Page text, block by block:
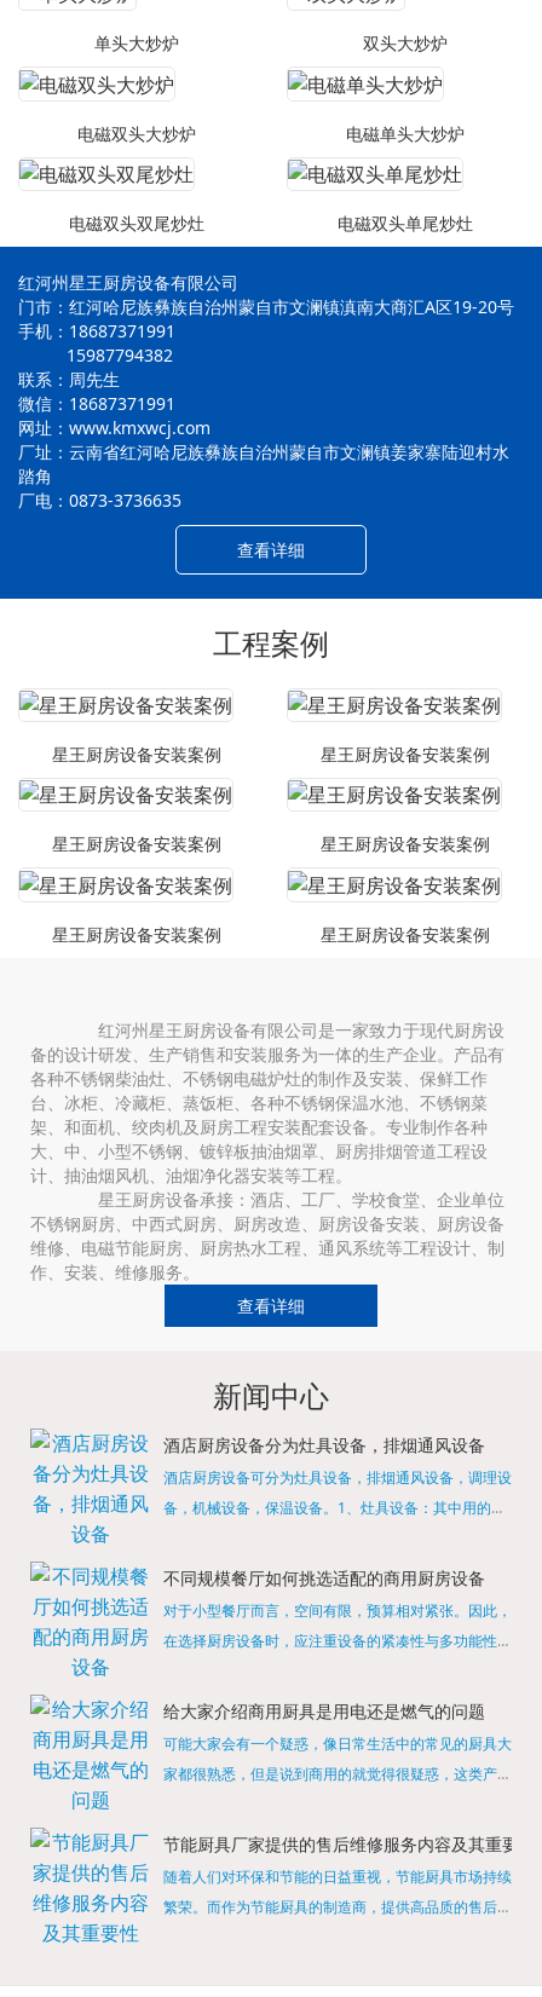
单头大炒炉 双头大炒炉
电磁双头大炒炉 电磁单头大炒炉
电磁双头双尾炒灶 电磁双头单尾炒灶
红河州星王厨房设备有限公司
门市：红河哈尼族彝族自治州蒙自市文澜镇滇南大商汇A区19-20号
手机：18687371991
15987794382
联系：周先生
微信：18687371991
网址：www.kmxwcj.com
厂址：云南省红河哈尼族彝族自治州蒙自市文澜镇姜家寨陆迎村水
踏角
厂电：0873-3736635
查看详细
工程案例
星王厨房设备安装案例 星王厨房设备安装案例
星王厨房设备安装案例 星王厨房设备安装案例
星王厨房设备安装案例 星王厨房设备安装案例
红河州星王厨房设备有限公司是一家致力于现代厨房设
备的设计研发、生产销售和安装服务为一体的生产企业。产品有
各种不锈钢柴油灶、不锈钢电磁炉灶的制作及安装、保鲜工作
台、冰柜、冷藏柜、蒸饭柜、各种不锈钢保温水池、不锈钢菜
架、和面机、绞肉机及厨房工程安装配套设备。专业制作各种
大、中、小型不锈钢、镀锌板抽油烟罩、厨房排烟管道工程设
计、抽油烟风机、油烟净化器安装等工程。
星王厨房设备承接：酒店、工厂、学校食堂、企业单位
不锈钢厨房、中西式厨房、厨房改造、厨房设备安装、厨房设备
维修、电磁节能厨房、厨房热水工程、通风系统等工程设计、制
作、安装、维修服务。
查看详细
新闻中心
酒店厨房设备分为灶具设备，排烟通风设备
酒店厨房设备可分为灶具设备，排烟通风设备，调理设
备，机械设备，保温设备。1、灶具设备：其中用的较
缺少的，经过相关检测证明的合格设备才能进行使用，
不同规模餐厅如何挑选适配的商用厨房设备
对于小型餐厅而言，空间有限，预算相对紧张。因此，
在选择厨房设备时，应注重设备的紧凑性与多功能性。
烹饪设备，既能节省空间，又能满足多样化的烹饪需
给大家介绍商用厨具是用电还是燃气的问题
可能大家会有一个疑惑，像日常生活中的常见的厨具大
家都很熟悉，但是说到商用的就觉得很疑惑，这类产品
店用的就是商用的吗?还真别说，真被大家猜对了，这
节能厨具厂家提供的售后维修服务内容及其重要性
随着人们对环保和节能的日益重视，节能厨具市场持续
繁荣。而作为节能厨具的制造商，提供高品质的售后维